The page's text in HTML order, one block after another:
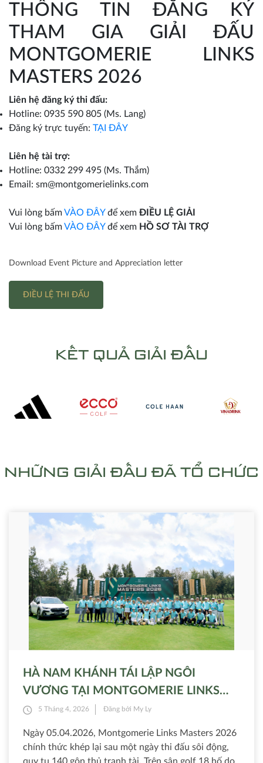
THÔNG TIN ĐĂNG KÝ
THAM GIA GIẢI ĐẤU
MONTGOMERIE LINKS
MASTERS 2026
Liên hệ đăng ký thi đấu:
Hotline: 0935 590 805 (Ms. Lang)
Đăng ký trực tuyến: TẠI ĐÂY
Liên hệ tài trợ:
Hotline: 0332 299 495 (Ms. Thắm)
Email: sm@montgomerielinks.com
Vui lòng bấmVÀO ĐÂYđể xem ĐIỀU LỆ GIẢI
Vui lòng bấmVÀO ĐÂYđể xem HỒ SƠ TÀI TRỢ
Download Event Picture and Appreciation letter
ĐIỀU LỆ THI ĐẤU
KẾT QUẢ GIẢI ĐẤU
NHỮNG GIẢI ĐẤU ĐÃ TỔ CHỨC
HÀ NAM KHÁNH TÁI LẬP NGÔI
VƯƠNG TẠI MONTGOMERIE LINKS
MASTERS 2026
5 Tháng 4, 2026 Đăng bởi My Ly
Ngày 05.04.2026, Montgomerie Links Masters 2026
chính thức khép lại sau một ngày thi đấu sôi động,